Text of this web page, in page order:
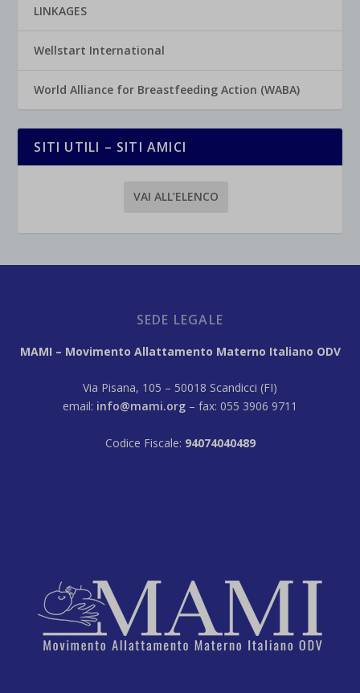
LINKAGES
Wellstart International
World Alliance for Breastfeeding Action (WABA)
SITI UTILI – SITI AMICI
VAI ALL’ELENCO
SEDE LEGALE
MAMI – Movimento Allattamento Materno Italiano ODV
Via Pisana, 105 – 50018 Scandicci (FI)
email: info@mami.org – fax: 055 3906 9711
Codice Fiscale: 94074040489